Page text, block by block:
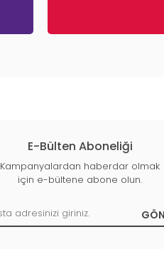
E-Bülten Aboneliği
Kampanyalardan haberdar olmak
için e-bültene abone olun.